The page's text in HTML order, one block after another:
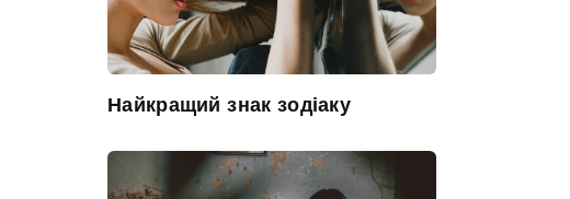
Найкращий знак зодіаку